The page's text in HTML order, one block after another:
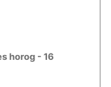
horog - 16